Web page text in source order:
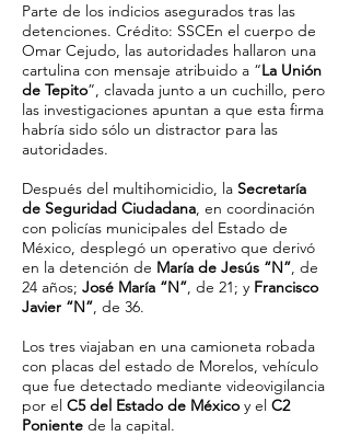
Parte de los indicios asegurados tras las
detenciones. Crédito: SSCEn el cuerpo de
Omar Cejudo, las autoridades hallaron una
cartulina con mensaje atribuido a “La Unión
de Tepito”, clavada junto a un cuchillo, pero
las investigaciones apuntan a que esta firma
habría sido sólo un distractor para las
autoridades.
Después del multihomicidio, la Secretaría
de Seguridad Ciudadana, en coordinación
con policías municipales del Estado de
México, desplegó un operativo que derivó
en la detención de María de Jesús “N”, de
24 años; José María “N”, de 21; y Francisco
Javier “N”, de 36.
Los tres viajaban en una camioneta robada
con placas del estado de Morelos, vehículo
que fue detectado mediante videovigilancia
por el C5 del Estado de México y el C2
Poniente de la capital.